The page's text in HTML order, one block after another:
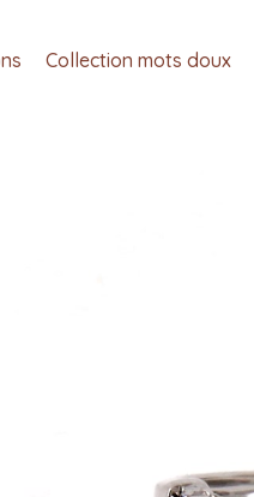
Collection mots doux